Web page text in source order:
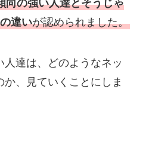
向の強い人達とそうじゃ
違いが認められました。
達は、どのようなネッ
か、見ていくことにしま